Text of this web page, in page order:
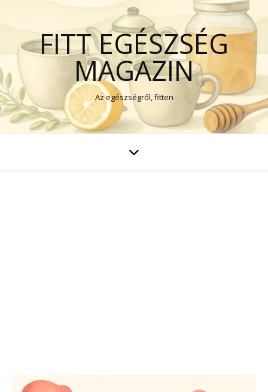
FITT EGÉSZSÉG
MAGAZIN
Az egészségről, fitten